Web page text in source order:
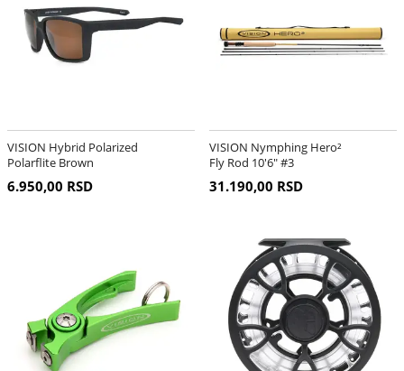
VISION Hybrid Polarized
Polarflite Brown
6.950,00 RSD
VISION Nymphing Hero²
Fly Rod 10'6" #3
31.190,00 RSD